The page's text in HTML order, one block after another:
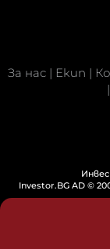
За нас | Екип |
|
Investor.BG AD ©